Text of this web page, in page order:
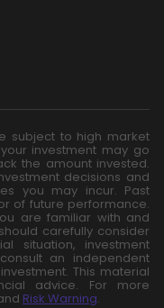
subject to high market
investment may go
the amount invested.
decisions and
you may incur. Past
of future performance.
are familiar with and
carefully consider
situation, investment
an independent
This material
advice. For more
Risk Warning.